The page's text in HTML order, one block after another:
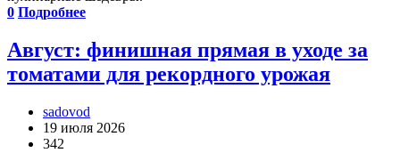
0 Подробнее
Август: финишная прямая в уходе за
томатами для рекордного урожая
sadovod
19 июля 2026
342